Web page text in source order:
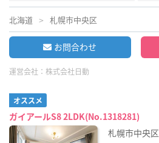
北海道 札幌市中央区
お問合わせ
運営会社： 株式会社日動
オススメ
ガイアールS8 2LDK(No.1318281)
札幌市中央区